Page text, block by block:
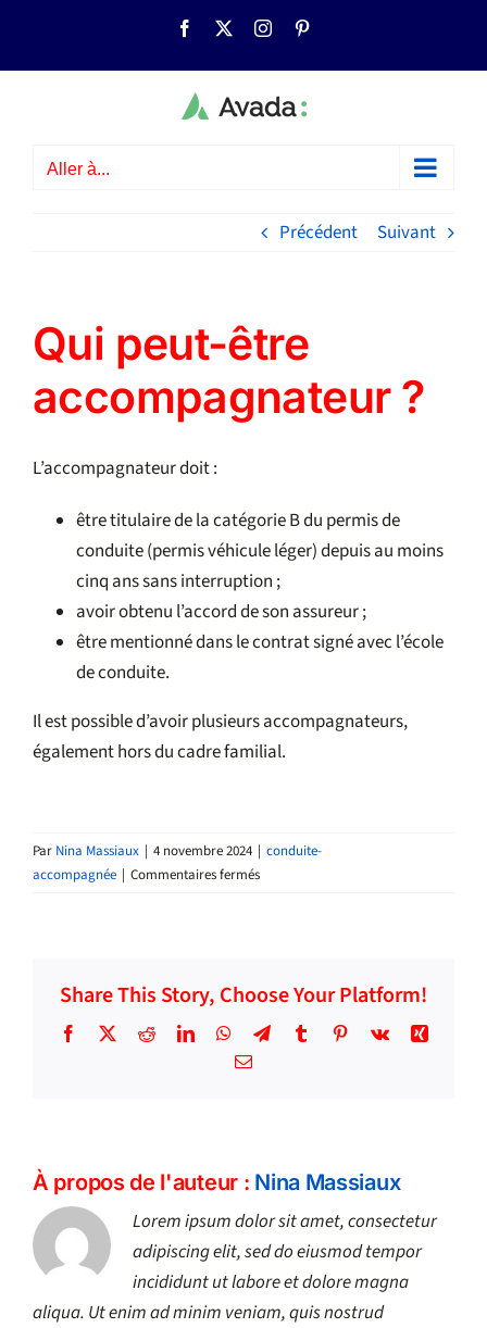
contenu
Facebook Instagram
Aller à...
Précédent Suivant
Qui peut-être
accompagnateur ?
L’accompagnateur doit :
être titulaire de la catégorie B du permis de
conduite (permis véhicule léger) depuis au moins
cinq ans sans interruption ;
avoir obtenu l’accord de son assureur ;
être mentionné dans le contrat signé avec l’école
de conduite.
Il est possible d’avoir plusieurs accompagnateurs,
également hors du cadre familial.
Par Nina Massiaux | 4 novembre 2024 | conduite-
accompagnée | Commentaires ferméssur
?
Share This Story, Choose Your Platform!
Facebook
X RedditLinkedInWhatsApp
TelegramTumblrPinterest
Vk
Xing
Email
À propos de l'auteur : Nina Massiaux
Lorem ipsum dolor sit amet, consectetur
adipiscing elit, sed do eiusmod tempor
incididunt ut labore et dolore magna
aliqua. Ut enim ad minim veniam, quis nostrud